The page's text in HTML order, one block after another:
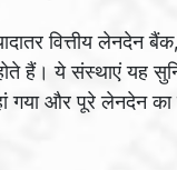
वित्तीय लेनदेन
हैं। ये संस्थाएं यह
और पूरे लेनदेन का